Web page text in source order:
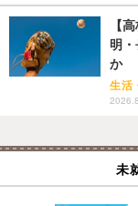
【
明
か
生活
未